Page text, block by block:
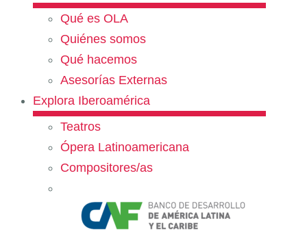
Qué es OLA
Quiénes somos
Qué hacemos
Asesorías Externas
Explora Iberoamérica
Teatros
Ópera Latinoamericana
Compositores/as